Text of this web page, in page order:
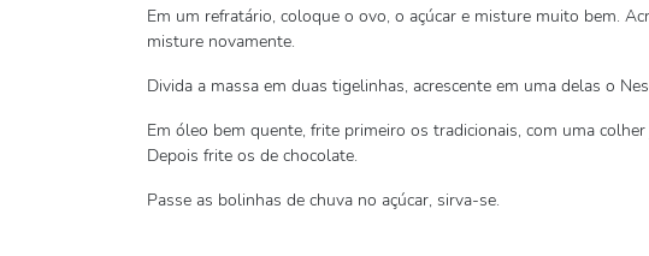
Em um refratário, coloque o ovo, o açúcar e misture muito bem.
misture novamente.
Divida a massa em duas tigelinhas, acrescente em uma delas o
Em óleo bem quente, frite primeiro os tradicionais, com uma
Depois frite os de chocolate.
Passe as bolinhas de chuva no açúcar, sirva-se.